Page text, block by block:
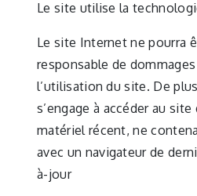
Le site utilise la
Le site Internet ne pourra
responsable de
l’utilisation du site. De
s’engage à accéder au
matériel récent, ne
avec un navigateur de
à-jour